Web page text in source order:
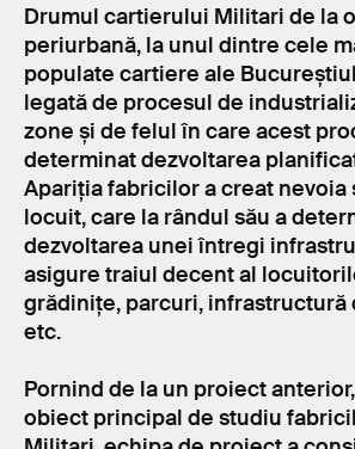
Drumul cartierului Militari de la
periurbană, la unul dintre cele
populate cartiere ale
legată de procesul de
zone și de felul în care acest
determinat dezvoltarea
Apariția fabricilor a creat nevoia
locuit, care la rândul său a
dezvoltarea unei întregi
asigure traiul decent al
grădinițe, parcuri, infrastructură
etc.
Pornind de la un proiect
obiect principal de studiu